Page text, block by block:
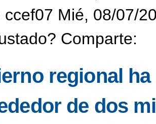
ccef07 Mié, 08/07/
Comparte:
regional
de dos